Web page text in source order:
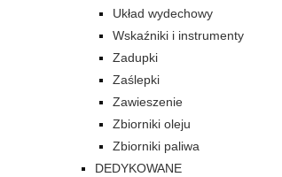
Układ wydechowy
Wskaźniki i instrumenty
Zadupki
Zaślepki
Zawieszenie
Zbiorniki oleju
Zbiorniki paliwa
DEDYKOWANE